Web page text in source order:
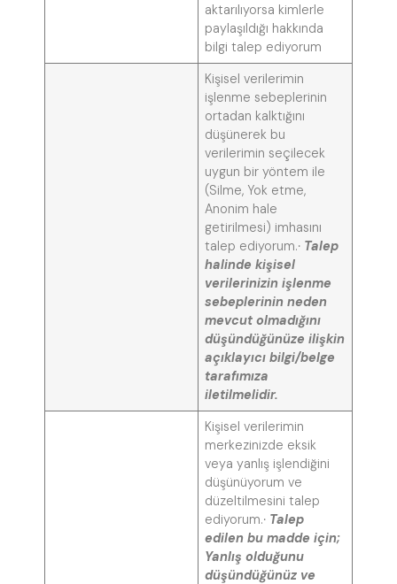
aktarılıyorsa kimlerle
paylaşıldığı hakkında
bilgi talep ediyorum
Kişisel verilerimin
işlenme sebeplerinin
ortadan kalktığını
düşünerek bu
verilerimin seçilecek
uygun bir yöntem ile
(Silme, Yok etme,
Anonim hale
getirilmesi) imhasını
talep ediyorum.· Talep
halinde kişisel
verilerinizin işlenme
sebeplerinin neden
mevcut olmadığını
düşündüğünüze ilişkin
açıklayıcı bilgi/belge
tarafımıza
iletilmelidir.
Kişisel verilerimin
merkezinizde eksik
veya yanlış işlendiğini
düşünüyorum ve
düzeltilmesini talep
ediyorum.· Talep
edilen bu madde için;
Yanlış olduğunu
düşündüğünüz ve